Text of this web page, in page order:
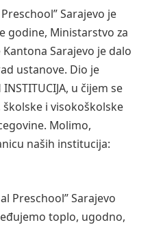
Sarajevo je
godine, Ministarstvo za
Sarajevo je dalo
ustanove. Dio je
INSTITUCIJA, u čijem se
i visokoškolske
Molimo,
naših institucija:
Preschool” Sarajevo
toplo, ugodno,